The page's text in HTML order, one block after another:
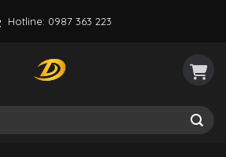
Hotline: 0987 363 223